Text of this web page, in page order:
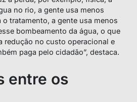
no rio, a gente usa menos
tratamento, a gente usa menos
bombeamento da água, o que
redução no custo operacional e
paga pelo cidadão”, destaca.
entre os